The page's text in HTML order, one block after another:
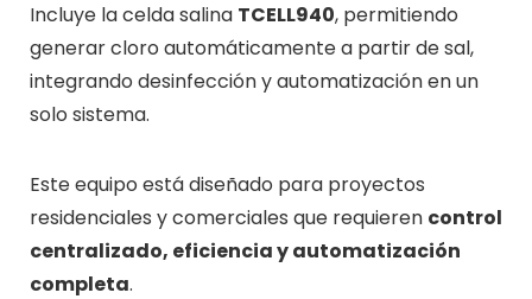
Incluye la celda salina TCELL940, permitiendo
generar cloro automáticamente a partir de sal,
integrando desinfección y automatización en un
solo sistema.
Este equipo está diseñado para proyectos
residenciales y comerciales que requieren control
centralizado, eficiencia y automatización
completa.